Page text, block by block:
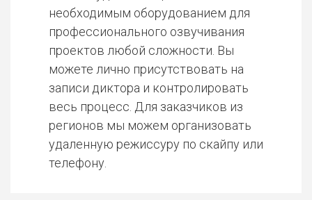
необходимым оборудованием для
профессионального озвучивания
проектов любой сложности. Вы
можете лично присутствовать на
записи диктора и контролировать
весь процесс. Для заказчиков из
регионов мы можем организовать
удаленную режиссуру по скайпу или
телефону.